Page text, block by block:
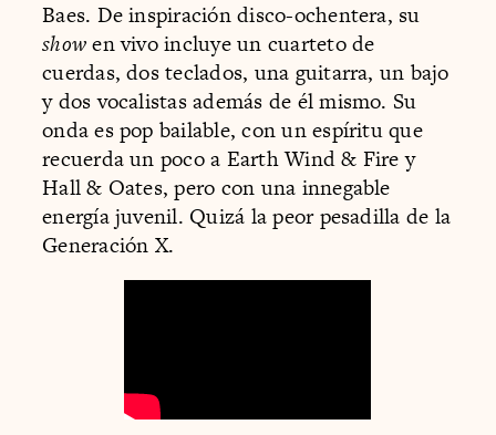
Baes. De inspiración disco-ochentera, su
showen vivo incluye un cuarteto de
cuerdas, dos teclados, una guitarra, un bajo
y dos vocalistas además de él mismo. Su
onda es pop bailable, con un espíritu que
recuerda un poco a Earth Wind & Fire y
Hall & Oates, pero con una innegable
energía juvenil. Quizá la peor pesadilla de la
Generación X.